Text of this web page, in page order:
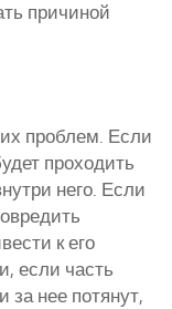
причиной
проблем. Если
проходить
него. Если
к его
если часть
за нее потянут,